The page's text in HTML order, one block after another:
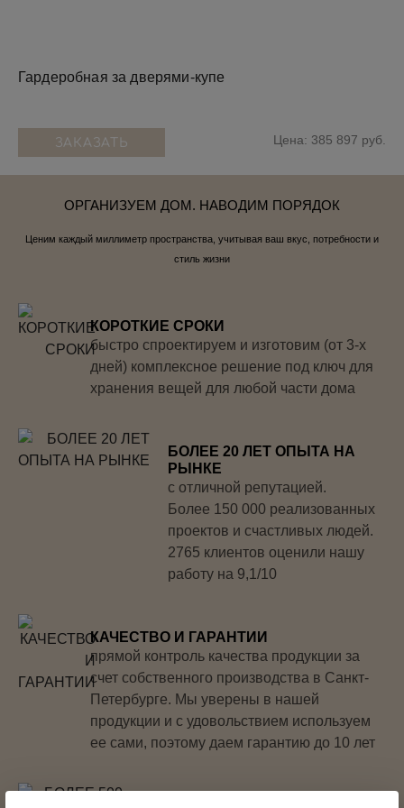
Гардеробная за дверями-купе
ЗАКАЗАТЬ Цена: 385 897 руб.
ОРГАНИЗУЕМ ДОМ. НАВОДИМ ПОРЯДОК
Ценим каждый миллиметр пространства, учитывая ваш вкус, потребности и
стиль жизни
КОРОТКИЕ СРОКИ
быстро спроектируем и изготовим (от 3-х
дней) комплексное решение под ключ для
хранения вещей для любой части дома
БОЛЕЕ 20 ЛЕТ ОПЫТА НА
РЫНКЕ
с отличной репутацией.
Более 150 000 реализованных
проектов и счастливых людей.
2765 клиентов оценили нашу
работу на 9,1/10
КАЧЕСТВО И ГАРАНТИИ
прямой контроль качества продукции за
счет собственного производства в Санкт-
Петербурге. Мы уверены в нашей
продукции и с удовольствием используем
ее сами, поэтому даем гарантию до 10 лет